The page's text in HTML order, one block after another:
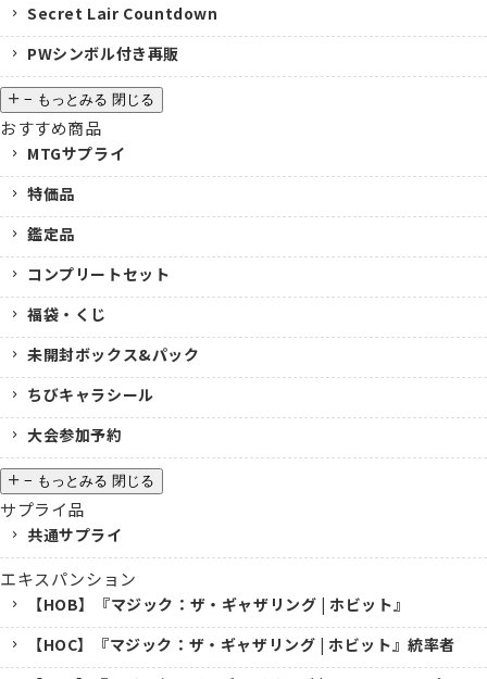
Secret Lair Countdown
PWシンボル付き再販
− もっとみる 閉じる
おすすめ商品
MTGサプライ
特価品
鑑定品
コンプリートセット
福袋・くじ
未開封ボックス&パック
ちびキャラシール
大会参加予約
− もっとみる 閉じる
サプライ品
共通サプライ
エキスパンション
【HOB】『マジック：ザ・ギャザリング | ホビット』
【HOC】『マジック：ザ・ギャザリング | ホビット』統率者